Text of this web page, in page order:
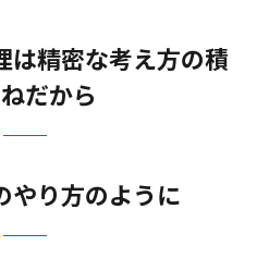
は精密な考え方の積
だから
やり方のように